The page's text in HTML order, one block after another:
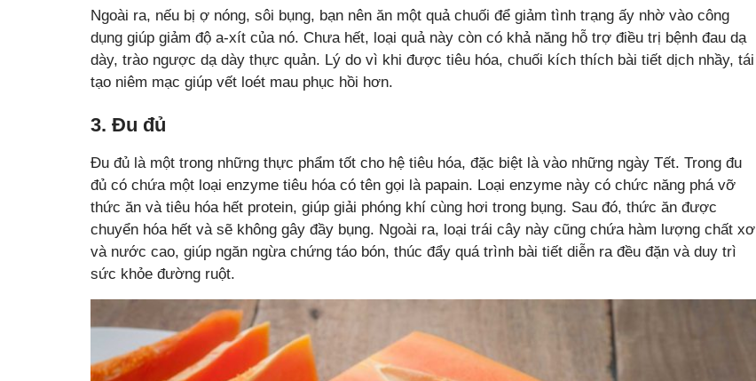
Ngoài ra, nếu bị ợ nóng, sôi bụng, bạn nên ăn một quả chuối để giảm tình trạng ấy nhờ vào công
dụng giúp giảm độ a-xít của nó. Chưa hết, loại quả này còn có khả năng hỗ trợ điều trị bệnh đau dạ
dày, trào ngược dạ dày thực quản. Lý do vì khi được tiêu hóa, chuối kích thích bài tiết dịch nhầy, tái
tạo niêm mạc giúp vết loét mau phục hồi hơn.
3. Đu đủ
Đu đủ là một trong những thực phẩm tốt cho hệ tiêu hóa, đặc biệt là vào những ngày Tết. Trong đu
đủ có chứa một loại enzyme tiêu hóa có tên gọi là papain. Loại enzyme này có chức năng phá vỡ
thức ăn và tiêu hóa hết protein, giúp giải phóng khí cùng hơi trong bụng. Sau đó, thức ăn được
chuyển hóa hết và sẽ không gây đầy bụng. Ngoài ra, loại trái cây này cũng chứa hàm lượng chất xơ
và nước cao, giúp ngăn ngừa chứng táo bón, thúc đẩy quá trình bài tiết diễn ra đều đặn và duy trì
sức khỏe đường ruột.